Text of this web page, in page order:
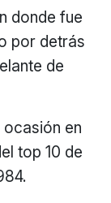
donde fue
por detrás
de
en
top 10 de